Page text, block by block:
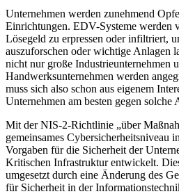
Unternehmen werden zunehmend
Einrichtungen. EDV-Systeme werden
Lösegeld zu erpressen oder infiltriert,
auszuforschen oder wichtige Anlagen
nicht nur große Industrieunternehmen
Handwerksunternehmen werden
muss sich also schon aus eigenem
Unternehmen am besten gegen solche
Mit der NIS-2-Richtlinie „über
gemeinsames Cybersicherheitsniveau
Vorgaben für die Sicherheit der
Kritischen Infrastruktur entwickelt.
umgesetzt durch eine Änderung des
für Sicherheit in der